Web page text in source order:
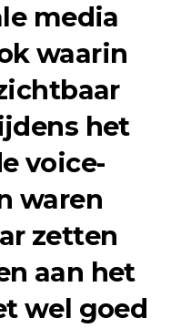
media
waarin
het
voice-
waren
zetten
aan het
wel goed